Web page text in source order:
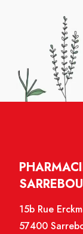
15b Rue
57400